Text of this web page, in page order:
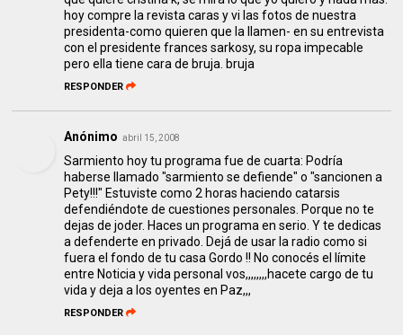
hoy compre la revista caras y vi las fotos de nuestra
presidenta-como quieren que la llamen- en su entrevista
con el presidente frances sarkosy, su ropa impecable
pero ella tiene cara de bruja. bruja
RESPONDER
Anónimo abril 15, 2008
Sarmiento hoy tu programa fue de cuarta: Podría
haberse llamado "sarmiento se defiende" o "sancionen a
Pety!!!" Estuviste como 2 horas haciendo catarsis
defendiéndote de cuestiones personales. Porque no te
dejas de joder. Haces un programa en serio. Y te dedicas
a defenderte en privado. Dejá de usar la radio como si
fuera el fondo de tu casa Gordo !! No conocés el límite
entre Noticia y vida personal vos,,,,,,,,hacete cargo de tu
vida y deja a los oyentes en Paz,,,
RESPONDER